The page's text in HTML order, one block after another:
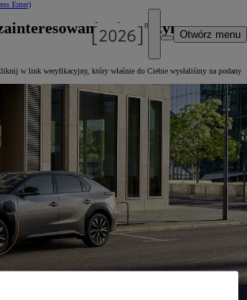
Enter)
Otwórz menu
się naszym
w link weryfikacyjny, który właśnie do Ciebie wysłaliśmy na podany